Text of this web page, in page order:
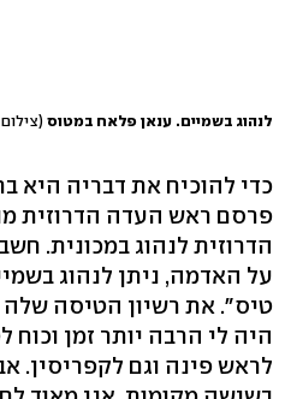
לנהוג בשמיים. ענאן פלאח במטוס
כדי להוכיח את דבריה היא
פרסם ראש העדה הדרוזית
הדרוזית לנהוג במכונית.
על האדמה, ניתן לנהוג
היה לי הרבה יותר זמן
לראש פינה וגם לקפריסין.